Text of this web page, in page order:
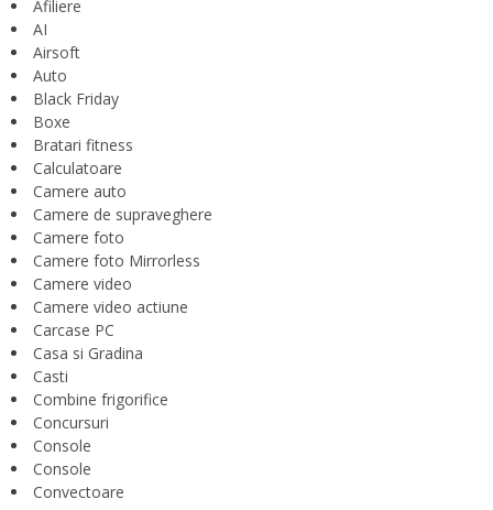
Afiliere
AI
Airsoft
Auto
Black Friday
Boxe
Bratari fitness
Calculatoare
Camere auto
Camere de supraveghere
Camere foto
Camere foto Mirrorless
Camere video
Camere video actiune
Carcase PC
Casa si Gradina
Casti
Combine frigorifice
Concursuri
Console
Console
Convectoare